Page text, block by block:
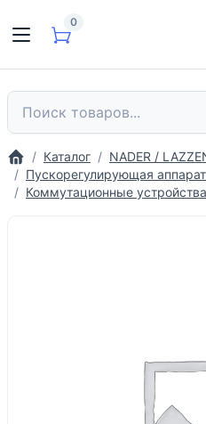
0
Каталог
NADER /
Пускорегулирующая
Коммутационные